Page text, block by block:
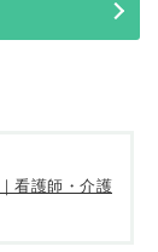
看護師・介護